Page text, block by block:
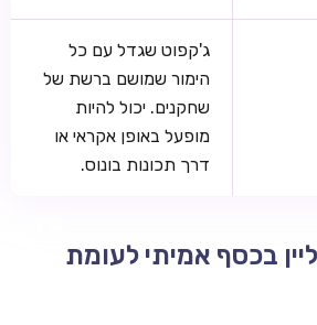
ג'קפוט שגדל עם כל
הימור שמושם ברשת של
שחקנים. יכול להיות
מופעל באופן אקראי או
דרך תכונות בונוס.
בכסף אמיתי לעומת